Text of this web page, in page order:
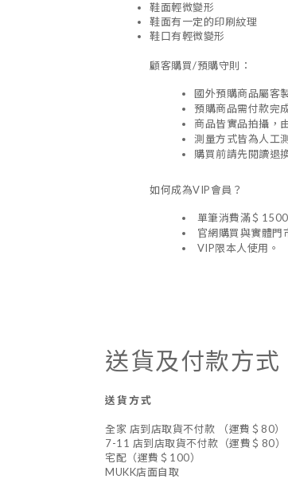
鞋面輕微變形
鞋面有一定的印刷紋理
鞋口有輕微變形
顧客購買/預購守則：
國外預購商品屬客
預購商品需付款完
商品皆實品拍攝，
測量方式皆為人工
購買前請先閱讀退
如何成為VIP會員？
單筆消費滿＄
官網購買與實體門
VIP限本人使用。
送貨及付款方式
送貨方式
全家 店到店取貨不付款 （運費＄80）
7-11 店到店取貨不付款（運費＄80）
宅配（運費＄100）
MUKK店面自取